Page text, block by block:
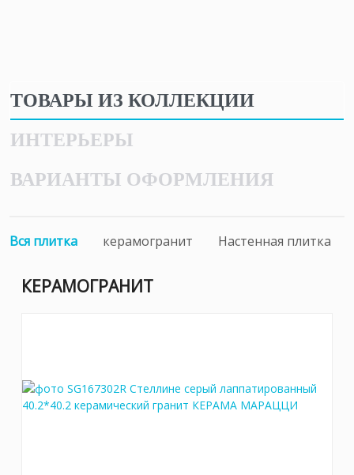
ТОВАРЫ ИЗ КОЛЛЕКЦИИ
ИНТЕРЬЕРЫ
ВАРИАНТЫ ОФОРМЛЕНИЯ
Вся плитка керамогранит Настенная плитка
КЕРАМОГРАНИТ